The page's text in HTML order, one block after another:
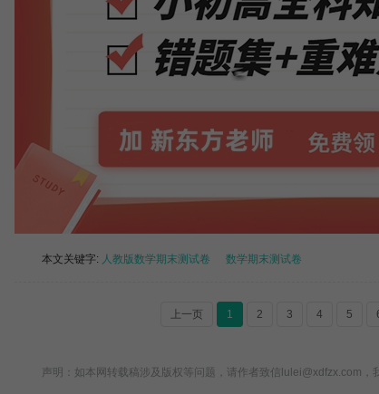
本文关键字: 人教版数学期末测试卷 数学期末测试卷
上一页 1 2 3 4 5
声明：如本网转载稿涉及版权等问题，请作者致信lulei@xdfzx.com，